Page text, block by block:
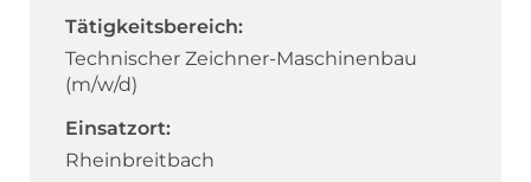
Tätigkeitsbereich:
Technischer Zeichner-Maschinenbau
(m/w/d)
Einsatzort:
Rheinbreitbach